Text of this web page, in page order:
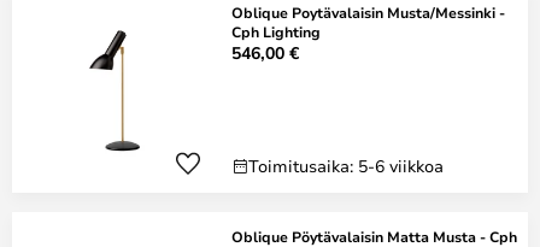
Oblique Poytävalaisin Musta/Messinki -
Cph Lighting
546,00 €
Toimitusaika: 5-6 viikkoa
Oblique Pöytävalaisin Matta Musta - Cph